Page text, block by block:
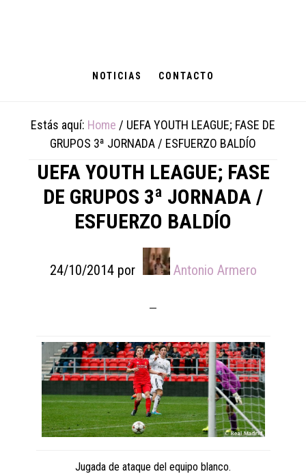
NOTICIAS CONTACTO
Estás aquí: Home / UEFA YOUTH LEAGUE; FASE DE
GRUPOS 3ª JORNADA / ESFUERZO BALDÍO
UEFA YOUTH LEAGUE; FASE
DE GRUPOS 3ª JORNADA /
ESFUERZO BALDÍO
24/10/2014por Antonio Armero
Jugada de ataque del equipo blanco.